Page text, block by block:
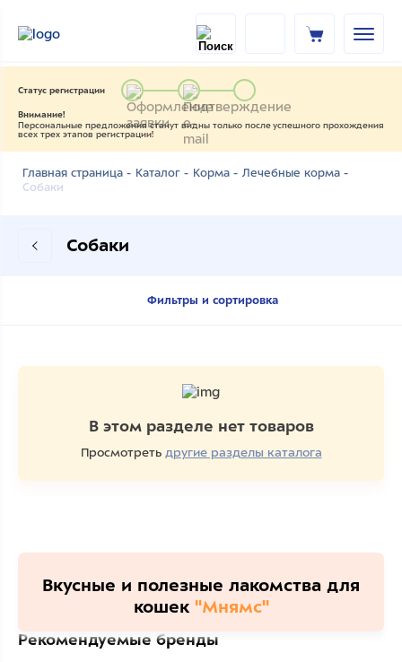
Статус регистрации
Внимание!
Персональные предложения станут видны только после успешного прохождения
всех трех этапов регистрации!
Главная страница - Каталог - Корма - Лечебные корма -
Собаки
Собаки
Фильтры и сортировка
В этом разделе нет товаров
Просмотреть другие разделы каталога
Вкусные и полезные лакомства для
кошек "Мнямс"
Рекомендуемые бренды